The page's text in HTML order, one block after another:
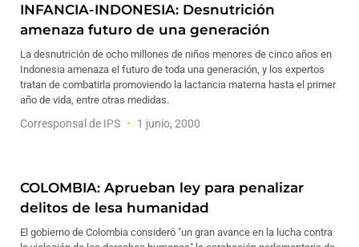
INFANCIA-INDONESIA: Desnutrición
amenaza futuro de una generación
La desnutrición de ocho millones de niños menores de cinco años en
Indonesia amenaza el futuro de toda una generación, y los expertos
tratan de combatirla promoviendo la lactancia materna hasta el primer
año de vida, entre otras medidas.
Corresponsal de IPS 1 junio, 2000
COLOMBIA: Aprueban ley para penalizar
delitos de lesa humanidad
El gobierno de Colombia consideró "un gran avance en la lucha contra